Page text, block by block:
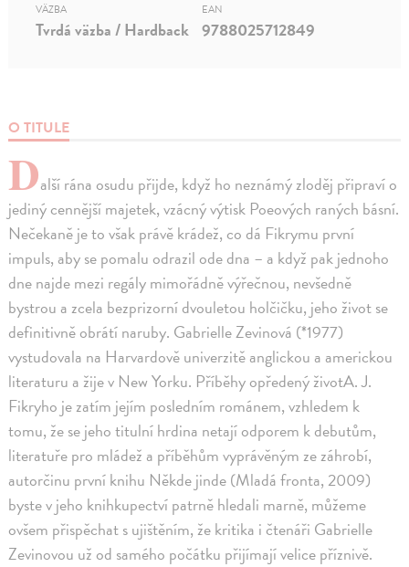
O TITULE
Další rána osudu přijde, když ho neznámý zloděj připraví o
jediný cennější majetek, vzácný výtisk Poeových raných básní.
Nečekaně je to však právě krádež, co dá Fikrymu první
impuls, aby se pomalu odrazil ode dna – a když pak jednoho
dne najde mezi regály mimořádně výřečnou, nevšedně
bystrou a zcela bezprizorní dvouletou holčičku, jeho život se
definitivně obrátí naruby. Gabrielle Zevinová (*1977)
vystudovala na Harvardově univerzitě anglickou a americkou
literaturu a žije v New Yorku. Příběhy opředený životA. J.
Fikryho je zatím jejím posledním románem, vzhledem k
tomu, že se jeho titulní hrdina netají odporem k debutům,
literatuře pro mládež a příběhům vyprávěným ze záhrobí,
autorčinu první knihu Někde jinde (Mladá fronta, 2009)
byste v jeho knihkupectví patrně hledali marně, můžeme
ovšem přispěchat s ujištěním, že kritika i čtenáři Gabrielle
Zevinovou už od samého počátku přijímají velice příznivě.
VÄZBA
Tvrdá väzba / Hardback
EAN
9788025712849